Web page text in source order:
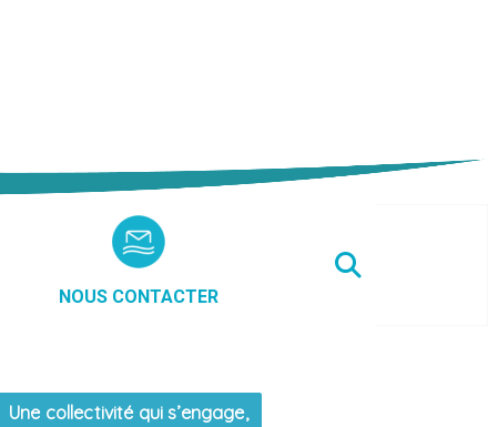
NOUS CONTACTER
Une collectivité qui s’engage,